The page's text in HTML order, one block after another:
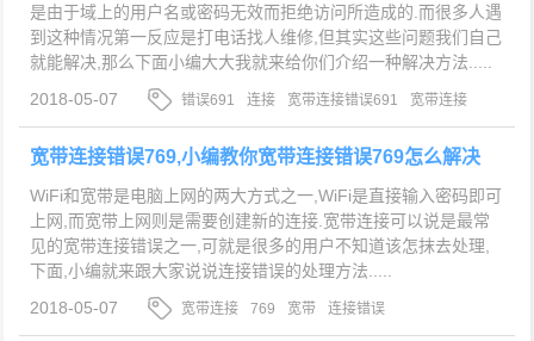
是由于域上的用户名或密码无效而拒绝访问所造成的.而很多人遇
到这种情况第一反应是打电话找人维修,但其实这些问题我们自己
就能解决,那么下面小编大大我就来给你们介绍一种解决方法.....
2018-05-07
错误691 连接 宽带连接错误691 宽带连接
宽带连接错误769,小编教你宽带连接错误769怎么解决
WiFi和宽带是电脑上网的两大方式之一,WiFi是直接输入密码即可
上网,而宽带上网则是需要创建新的连接.宽带连接可以说是最常
见的宽带连接错误之一,可就是很多的用户不知道该怎抹去处理,
下面,小编就来跟大家说说连接错误的处理方法.....
2018-05-07
宽带连接 769 宽带 连接错误